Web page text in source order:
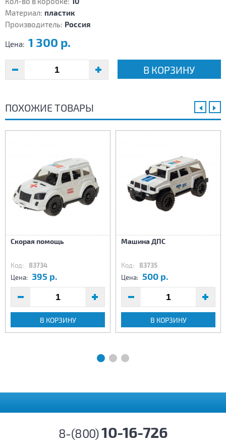
Материал: пластик
Производитель: Россия
Цена: 1 300 р.
В КОРЗИНУ
ПОХОЖИЕ ТОВАРЫ
Скорая помощь
Код: 83734
Цена: 395 р.
В КОРЗИНУ
Машина ДПС
Код: 83735
Цена: 500 р.
В КОРЗИНУ
8-(800)10-16-726